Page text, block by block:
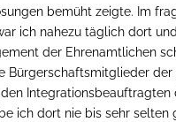
bemüht zeigte. Im
ich nahezu täglich dort
der Ehrenamtlichen
Bürgerschaftsmitglieder der
Integrationsbeauftragten
ich dort nie bis sehr selten